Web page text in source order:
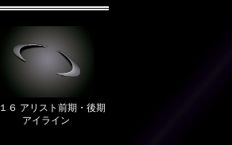
１６ アリスト前期・後期
アイライン